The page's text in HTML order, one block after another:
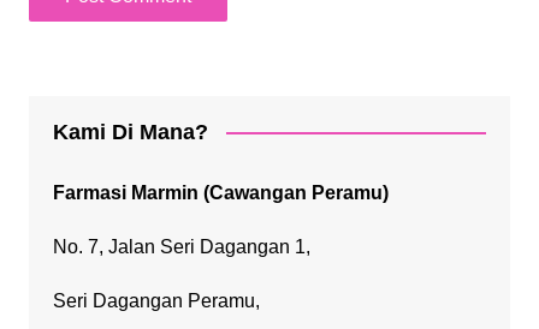
Kami Di Mana?
Farmasi Marmin (Cawangan Peramu)
No. 7, Jalan Seri Dagangan 1,
Seri Dagangan Peramu,